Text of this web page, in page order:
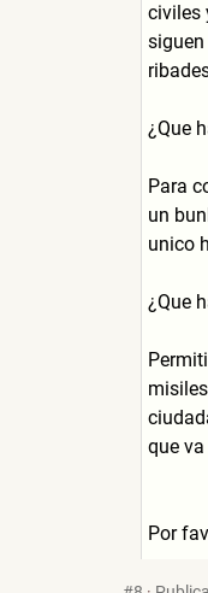
civiles
¿Que
Para
un
unico
¿Que
que
Por